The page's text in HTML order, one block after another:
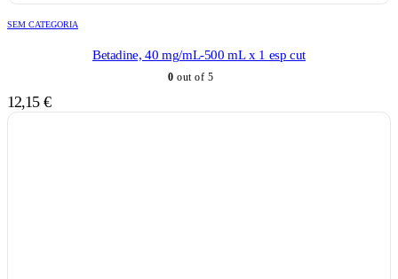
SEM CATEGORIA
Betadine, 40 mg/mL-500 mL x 1 esp cut
0 out of 5
12,15 €